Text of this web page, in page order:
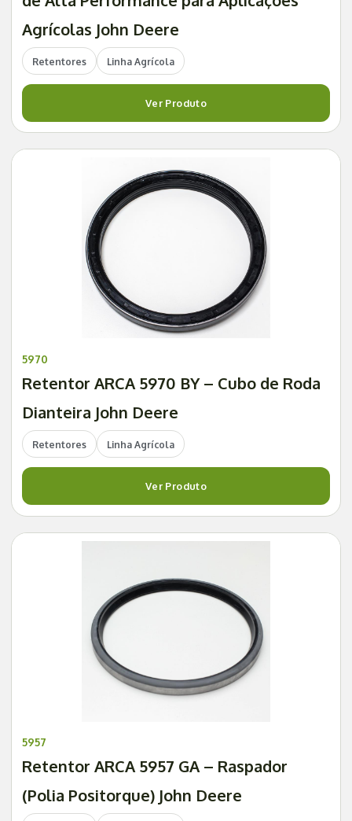
Agrícolas John Deere
Retentores Linha Agrícola
Ver Produto
5970
Retentor ARCA 5970 BY – Cubo de Roda
Dianteira John Deere
Retentores Linha Agrícola
Ver Produto
5957
Retentor ARCA 5957 GA – Raspador
(Polia Positorque) John Deere